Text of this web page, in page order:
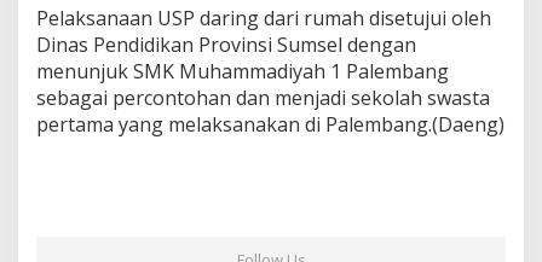
Pelaksanaan USP daring dari rumah disetujui oleh
Dinas Pendidikan Provinsi Sumsel dengan
menunjuk SMK Muhammadiyah 1 Palembang
sebagai percontohan dan menjadi sekolah swasta
pertama yang melaksanakan di Palembang.(Daeng)